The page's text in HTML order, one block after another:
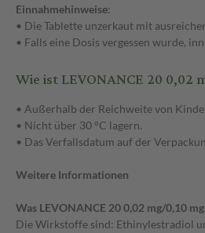
Einnahmehinweise:
• Die Tablette unzerkaut mit
• Falls eine Dosis vergessen wurde,
Wie ist LEVONANCE 20
• Außerhalb der Reichweite von
• Nicht über 30 °C lagern.
• Das Verfallsdatum auf der
Weitere Informationen
Was LEVONANCE 20 0,02 mg/0,10
Die Wirkstoffe sind: Ethinylestradiol